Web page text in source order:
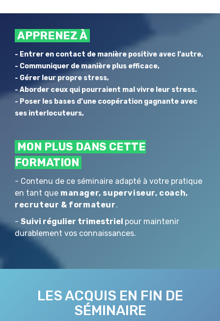
APPRENEZ À
- Entrer en contact de manière positive avec l’autre,
- Communiquer de manière plus efficace,
- Gérer leur propre stress,
- Aborder ceux qui pourraient mal vivre leur stress.
- Poser les bases d’une coopération gagnante avec
ses interlocuteurs,
MON PLUS DANS CETTE
FORMATION
- Contenu de ce séminaire adapté à votre pratique
en tant que manager, superviseur, coach,
recruteur & formateur.
- Suivi régulier trimestriel pour maintenir
durablement vos connaissances.
LES ACQUIS EN FIN DE
SÉMINAIRE